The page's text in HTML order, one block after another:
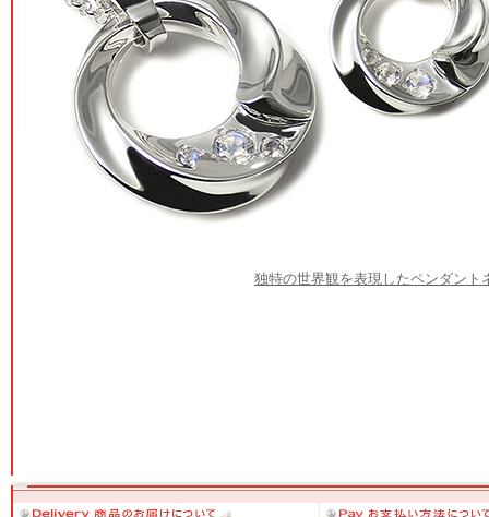
独特の世界観を表現したペンダン